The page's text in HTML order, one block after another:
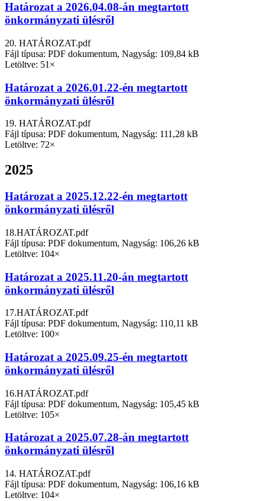
Határozat a 2026.04.08-án megtartott
önkormányzati ülésről
20. HATÁROZAT.pdf
Fájl típusa: PDF dokumentum, Nagyság: 109,84 kB
Letöltve: 51×
Határozat a 2026.01.22-én megtartott
önkormányzati ülésről
19. HATÁROZAT.pdf
Fájl típusa: PDF dokumentum, Nagyság: 111,28 kB
Letöltve: 72×
2025
Határozat a 2025.12.22-én megtartott
önkormányzati ülésről
18.HATÁROZAT.pdf
Fájl típusa: PDF dokumentum, Nagyság: 106,26 kB
Letöltve: 104×
Határozat a 2025.11.20-án megtartott
önkormányzati ülésről
17.HATÁROZAT.pdf
Fájl típusa: PDF dokumentum, Nagyság: 110,11 kB
Letöltve: 100×
Határozat a 2025.09.25-én megtartott
önkormányzati ülésről
16.HATÁROZAT.pdf
Fájl típusa: PDF dokumentum, Nagyság: 105,45 kB
Letöltve: 105×
Határozat a 2025.07.28-án megtartott
önkormányzati ülésről
14. HATÁROZAT.pdf
Fájl típusa: PDF dokumentum, Nagyság: 106,16 kB
Letöltve: 104×